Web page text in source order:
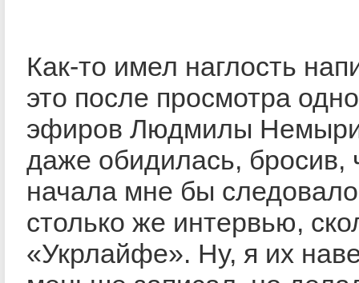
Как-то имел наглость
это после просмотра
эфиров Людмилы
даже обидилась, бросив,
начала мне бы
столько же интервью,
«Укрлайфе». Ну, я их